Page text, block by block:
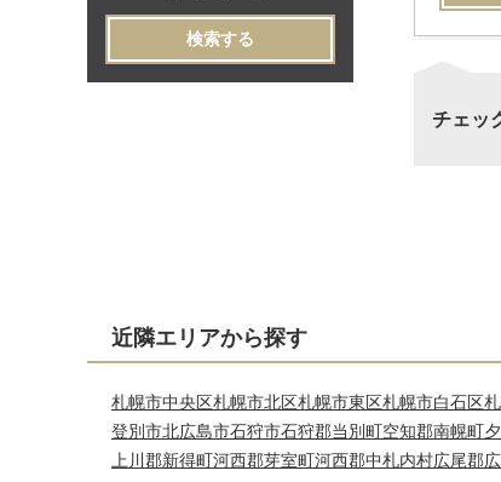
チェッ
検索する
近隣エリアから探す
札幌市中央区札幌市北区札幌市東区札幌市白石区
登別市北広島市石狩市石狩郡当別町空知郡南幌町
上川郡新得町河西郡芽室町河西郡中札内村広尾郡